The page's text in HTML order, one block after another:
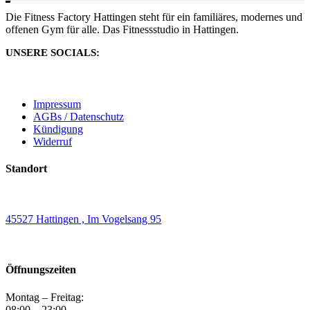
Die Fitness Factory Hattingen steht für ein familiäres, modernes und
offenen Gym für alle. Das Fitnessstudio in Hattingen.
UNSERE SOCIALS:
Impressum
AGBs / Datenschutz
Kündigung
Widerruf
Standort
45527 Hattingen , Im Vogelsang 95
Öffnungszeiten
Montag – Freitag: